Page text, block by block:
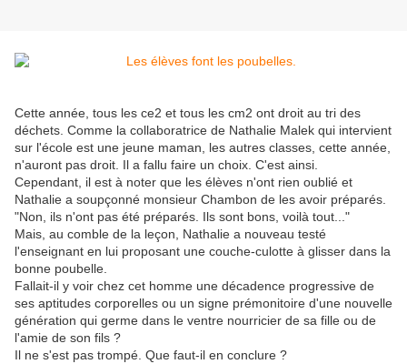
Cette année, tous les ce2 et tous les cm2 ont droit au tri des
déchets. Comme la collaboratrice de Nathalie Malek qui intervient
sur l'école est une jeune maman, les autres classes, cette année,
n'auront pas droit. Il a fallu faire un choix. C'est ainsi.
Cependant, il est à noter que les élèves n'ont rien oublié et
Nathalie a soupçonné monsieur Chambon de les avoir préparés.
"Non, ils n'ont pas été préparés. Ils sont bons, voilà tout..."
Mais, au comble de la leçon, Nathalie a nouveau testé
l'enseignant en lui proposant une couche-culotte à glisser dans la
bonne poubelle.
Fallait-il y voir chez cet homme une décadence progressive de
ses aptitudes corporelles ou un signe prémonitoire d'une nouvelle
génération qui germe dans le ventre nourricier de sa fille ou de
l'amie de son fils ?
Il ne s'est pas trompé. Que faut-il en conclure ?